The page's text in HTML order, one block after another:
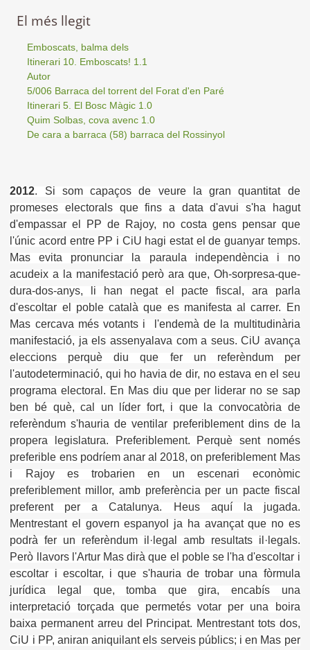
El més llegit
Emboscats, balma dels
Itinerari 10. Emboscats! 1.1
Autor
5/006 Barraca del torrent del Forat d'en Paré
Itinerari 5. El Bosc Màgic 1.0
Quim Solbas, cova avenc 1.0
De cara a barraca (58) barraca del Rossinyol
2012. Si som capaços de veure la gran quantitat de
promeses electorals que fins a data d'avui s'ha hagut
d'empassar el PP de Rajoy, no costa gens pensar que
l'únic acord entre PP i CiU hagi estat el de guanyar temps.
Mas evita pronunciar la paraula independència i no
acudeix a la manifestació però ara que, Oh-sorpresa-que-
dura-dos-anys, li han negat el pacte fiscal, ara parla
d'escoltar el poble català que es manifesta al carrer. En
Mas cercava més votants i l'endemà de la multitudinària
manifestació, ja els assenyalava com a seus. CiU avança
eleccions perquè diu que fer un referèndum per
l'autodeterminació, qui ho havia de dir, no estava en el seu
programa electoral. En Mas diu que per liderar no se sap
ben bé què, cal un líder fort, i que la convocatòria de
referèndum s'hauria de ventilar preferiblement dins de la
propera legislatura. Preferiblement. Perquè sent només
preferible ens podríem anar al 2018, on preferiblement Mas
i Rajoy es trobarien en un escenari econòmic
preferiblement millor, amb preferència per un pacte fiscal
preferent per a Catalunya. Heus aquí la jugada.
Mentrestant el govern espanyol ja ha avançat que no es
podrà fer un referèndum il·legal amb resultats il·legals.
Però llavors l'Artur Mas dirà que el poble se l'ha d'escoltar i
escoltar i escoltar, i que s'hauria de trobar una fòrmula
jurídica legal que, tomba que gira, encabís una
interpretació torçada que permetés votar per una boira
baixa permanent arreu del Principat. Mentrestant tots dos,
CiU i PP, aniran aniquilant els serveis públics; i en Mas per